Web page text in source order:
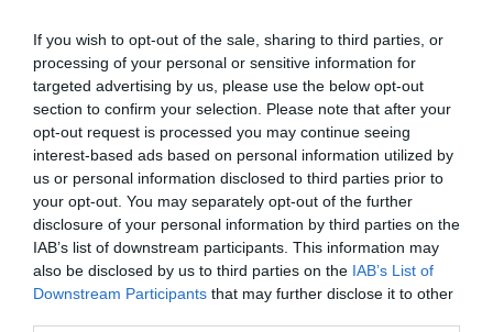
If you wish to opt-out of the sale, sharing to third parties, or
processing of your personal or sensitive information for
targeted advertising by us, please use the below opt-out
section to confirm your selection. Please note that after your
opt-out request is processed you may continue seeing
interest-based ads based on personal information utilized by
us or personal information disclosed to third parties prior to
your opt-out. You may separately opt-out of the further
disclosure of your personal information by third parties on the
IAB’s list of downstream participants. This information may
also be disclosed by us to third parties on the IAB’s List of
Downstream Participants that may further disclose it to other
Ακολουθήστε τοfoodlife.gr στο Google
Newsκαι μάθετε πρώτοι όλες τις ειδήσεις
TAGS: ΚΟΣΤΟΣ ΧΡΙΣΤΟΥΓΕΝΝΙΑΤΙΚΟ ΤΡΑΠΕΖΙ
ΠΕΡΙΣΣΟΤΕΡA